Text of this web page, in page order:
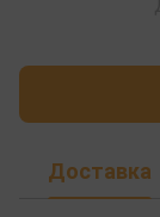
Доставка